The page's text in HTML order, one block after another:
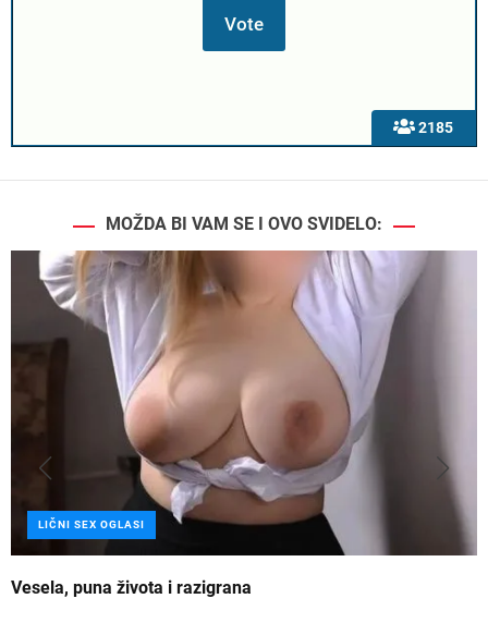
2185
MOŽDA BI VAM SE I OVO SVIDELO:
LIČNI SEX OGLASI
Vesela, puna života i razigrana